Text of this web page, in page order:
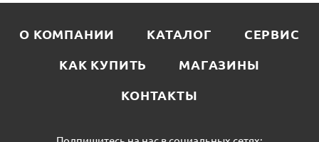
О КОМПАНИИ КАТАЛОГ
СЕРВИС
КАК КУПИТЬ
МАГАЗИНЫ
КОНТАКТЫ